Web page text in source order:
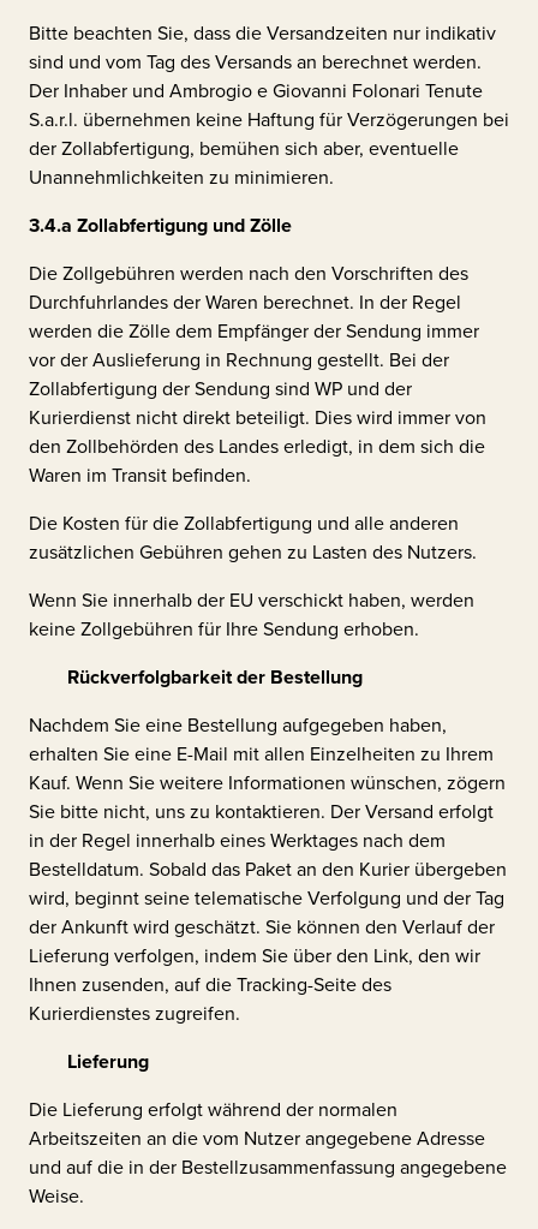
Bitte beachten Sie, dass die Versandzeiten nur indikativ
sind und vom Tag des Versands an berechnet werden.
Der Inhaber und Ambrogio e Giovanni Folonari Tenute
S.a.r.l. übernehmen keine Haftung für Verzögerungen bei
der Zollabfertigung, bemühen sich aber, eventuelle
Unannehmlichkeiten zu minimieren.
3.4.a Zollabfertigung und Zölle
Die Zollgebühren werden nach den Vorschriften des
Durchfuhrlandes der Waren berechnet. In der Regel
werden die Zölle dem Empfänger der Sendung immer
vor der Auslieferung in Rechnung gestellt. Bei der
Zollabfertigung der Sendung sind WP und der
Kurierdienst nicht direkt beteiligt. Dies wird immer von
den Zollbehörden des Landes erledigt, in dem sich die
Waren im Transit befinden.
Die Kosten für die Zollabfertigung und alle anderen
zusätzlichen Gebühren gehen zu Lasten des Nutzers.
Wenn Sie innerhalb der EU verschickt haben, werden
keine Zollgebühren für Ihre Sendung erhoben.
Rückverfolgbarkeit der Bestellung
Nachdem Sie eine Bestellung aufgegeben haben,
erhalten Sie eine E-Mail mit allen Einzelheiten zu Ihrem
Kauf. Wenn Sie weitere Informationen wünschen, zögern
Sie bitte nicht, uns zu kontaktieren. Der Versand erfolgt
in der Regel innerhalb eines Werktages nach dem
Bestelldatum. Sobald das Paket an den Kurier übergeben
wird, beginnt seine telematische Verfolgung und der Tag
der Ankunft wird geschätzt. Sie können den Verlauf der
Lieferung verfolgen, indem Sie über den Link, den wir
Ihnen zusenden, auf die Tracking-Seite des
Kurierdienstes zugreifen.
Lieferung
Die Lieferung erfolgt während der normalen
Arbeitszeiten an die vom Nutzer angegebene Adresse
und auf die in der Bestellzusammenfassung angegebene
Weise.